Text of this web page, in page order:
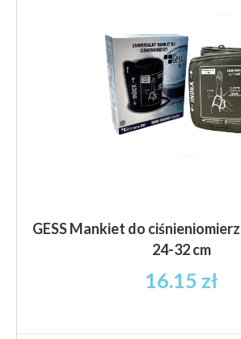
GESS Mankiet do
24-32 cm
16.15 zł